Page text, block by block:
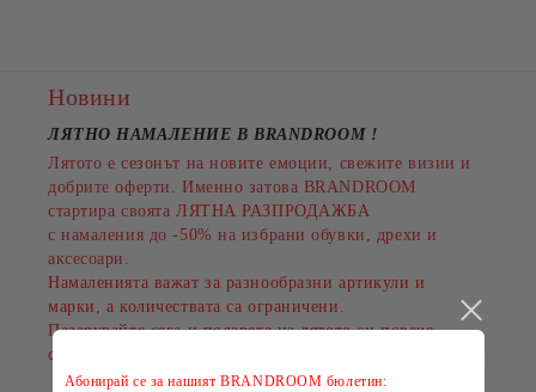
Новини
ЛЯТНО НАМАЛЕНИЕ В BRANDROOM !
Лятото е сезонът на новите емоции, свежите визии и
добрите оферти. Именно затова BRANDROOM
стартира своята ЛЯТНА РАЗПРОДАЖБА
с намаления до -50% на избрани обувки, дрехи и
аксесоари.
Намаленията важат за разнообразни артикули и
марки, а количествата са ограничени.
Пазарувайте сега и подарете на лятото си повече
стил на по-добра цена!
Абонирай се за нашият BRANDROOM бюлетин: